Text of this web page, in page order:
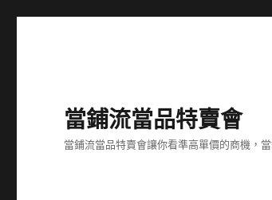
當鋪流當品特賣會
當鋪流當品特賣會讓你看準高單價的商機，